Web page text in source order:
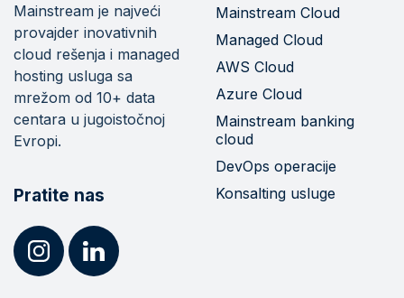
Mainstream je najveći
provajder inovativnih
cloud rešenja i managed
hosting usluga sa
mrežom od 10+ data
centara u jugoistočnoj
Evropi.
Pratite nas
Mainstream Cloud
Managed Cloud
AWS Cloud
Azure Cloud
Mainstream banking
cloud
DevOps operacije
Konsalting usluge